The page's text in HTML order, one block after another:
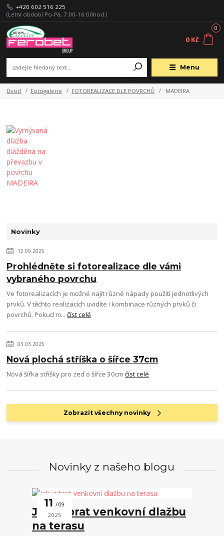
Menu
+420 602 516 225
(Letní období Po-Pá, 7:00-16:00hod.)
0
0 Kč
Úvod Fotogalerie FOTOREALIZACE DLE POVRCHŮ MADEIRA
Novinky
12.09.2025
Prohlédněte si fotorealizace dle vámi
vybraného povrchu
Ve fotorealizacích je možné najít různé nápady použití jednotlivých
prvků. V těchto realizacích uvidíte i kombinace různých prvků či
povrchů. Pokud m...číst celé
03.03.2025
Nová plochá stříška o šířce 37cm
Nová šířka stříšky pro zeď o šířce 30cmčíst celé
Zobrazit všechny novinky
Novinky z našeho blogu
11 09
2025
Jak vybrat venkovní dlažbu
na terasu